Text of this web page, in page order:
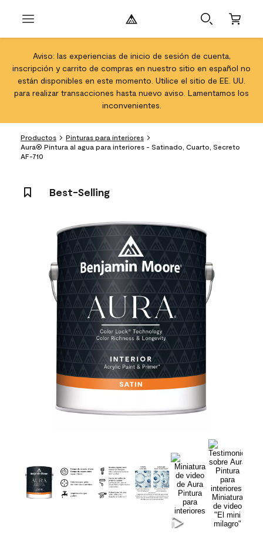
Aviso: las experiencias de inicio de sesión de cuenta,
inscripción y carrito de compras en nuestro sitio en español no
están disponibles en este momento. Utilice el sitio de EE. UU.
para realizar transacciones hasta nuevo aviso. Lamentamos los
inconvenientes.
Productos
Pinturas para interiores
Aura® Pintura al agua para interiores - Satinado, Cuarto, Secreto
AF-710
Best-Selling